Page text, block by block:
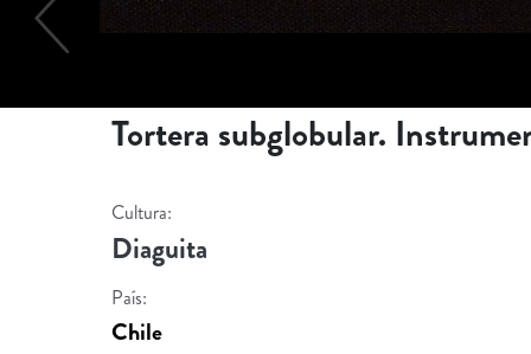
Tortera subglobular.
Cultura:
Diaguita
País:
Chile